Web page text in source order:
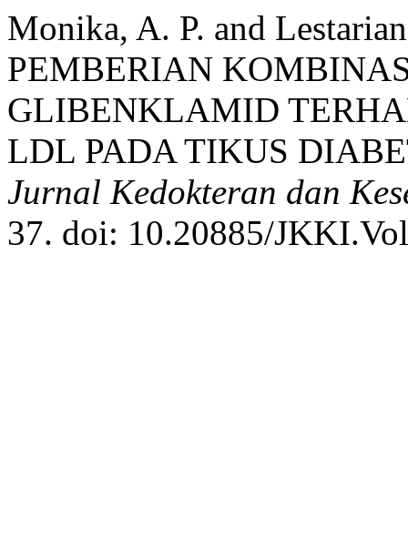
Monika, A. P. and
PEMBERIAN
GLIBENKLAMID
LDL PADA TIKUS
Jurnal Kedokteran dan
37. doi: 10.20885/